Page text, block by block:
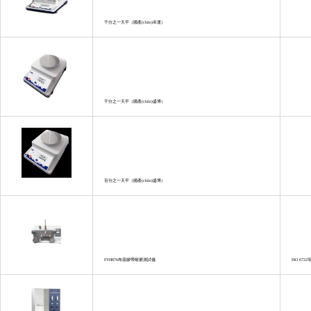
千分之一天平（國產(chǎn)幸運）
千分之一天平（國產(chǎn)盛博）
百分之一天平（國產(chǎn)盛博）
FYH876布基膠帶耐磨測試儀 ISO 6722等